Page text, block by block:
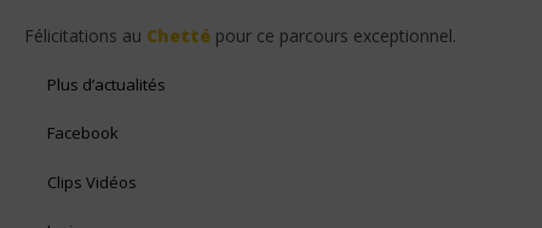
Félicitations au Chetté pour ce parcours exceptionnel.
Plus d’actualités
Facebook
Clips Vidéos